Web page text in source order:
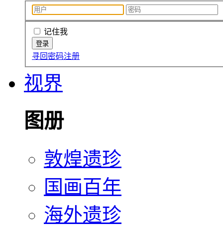
记住我
寻回密码注册
视界
图册
敦煌遗珍
国画百年
海外遗珍